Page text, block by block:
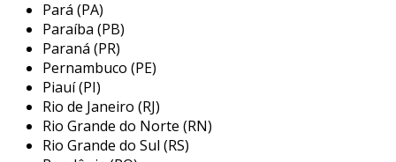
permite ajustes simplificados, o que
possibilita cortes em diversas alturas e
ângulos, aumentando a flexibilidade nas
operações.
sistema de resfriamento
sistema para evitar superaquecimento,
garantindo a durabilidade da serra e a
Pará (PA)
Paraíba (PB)
Paraná (PR)
Pernambuco (PE)
Piauí (PI)
Rio de Janeiro (RJ)
Rio Grande do Norte (RN)
Rio Grande do Sul (RS)